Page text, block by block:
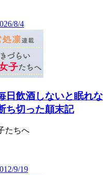
8/4
日飲酒しないと眠れ
ち切った顛末記
たちへ
9/19